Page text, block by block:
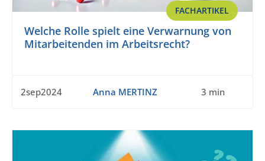
FACHARTIKEL
Welche Rolle spielt eine Verwarnung von
Mitarbeitenden im Arbeitsrecht?
2sep2024 Anna MERTINZ 3 min